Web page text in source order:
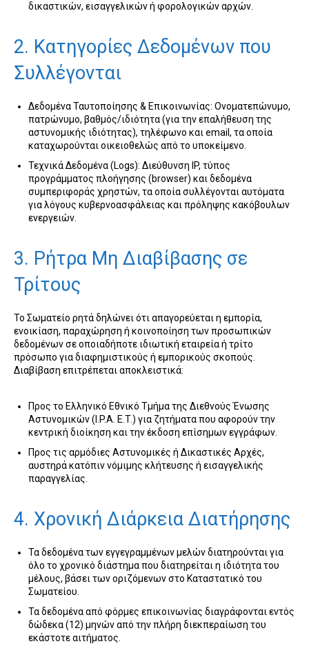
δικαστικών, εισαγγελικών ή φορολογικών αρχών.
2. Κατηγορίες Δεδομένων που
Συλλέγονται
Δεδομένα Ταυτοποίησης & Επικοινωνίας: Ονοματεπώνυμο,
πατρώνυμο, βαθμός/ιδιότητα (για την επαλήθευση της
αστυνομικής ιδιότητας), τηλέφωνο και email, τα οποία
καταχωρούνται οικειοθελώς από το υποκείμενο.
Τεχνικά Δεδομένα (Logs): Διεύθυνση IP, τύπος
προγράμματος πλοήγησης (browser) και δεδομένα
συμπεριφοράς χρηστών, τα οποία συλλέγονται αυτόματα
για λόγους κυβερνοασφάλειας και πρόληψης κακόβουλων
ενεργειών.
3. Ρήτρα Μη Διαβίβασης σε
Τρίτους
Το Σωματείο ρητά δηλώνει ότι απαγορεύεται η εμπορία,
ενοικίαση, παραχώρηση ή κοινοποίηση των προσωπικών
δεδομένων σε οποιαδήποτε ιδιωτική εταιρεία ή τρίτο
πρόσωπο για διαφημιστικούς ή εμπορικούς σκοπούς.
Διαβίβαση επιτρέπεται αποκλειστικά:
Προς το Ελληνικό Εθνικό Τμήμα της Διεθνούς Ένωσης
Αστυνομικών (I.P.A. E.T.) για ζητήματα που αφορούν την
κεντρική διοίκηση και την έκδοση επίσημων εγγράφων.
Προς τις αρμόδιες Αστυνομικές ή Δικαστικές Αρχές,
αυστηρά κατόπιν νόμιμης κλήτευσης ή εισαγγελικής
παραγγελίας.
4. Χρονική Διάρκεια Διατήρησης
Τα δεδομένα των εγγεγραμμένων μελών διατηρούνται για
όλο το χρονικό διάστημα που διατηρείται η ιδιότητα του
μέλους, βάσει των οριζόμενων στο Καταστατικό του
Σωματείου.
Τα δεδομένα από φόρμες επικοινωνίας διαγράφονται εντός
δώδεκα (12) μηνών από την πλήρη διεκπεραίωση του
εκάστοτε αιτήματος.